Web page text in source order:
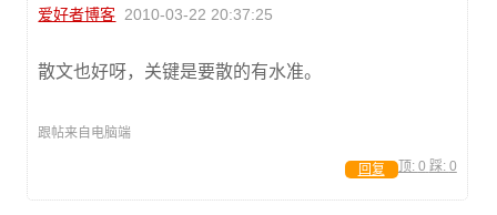
爱好者博客 2010-03-22 20:37:25
散文也好呀，关键是要散的有水准。
跟帖来自电脑端
顶: 0 踩: 0
回复